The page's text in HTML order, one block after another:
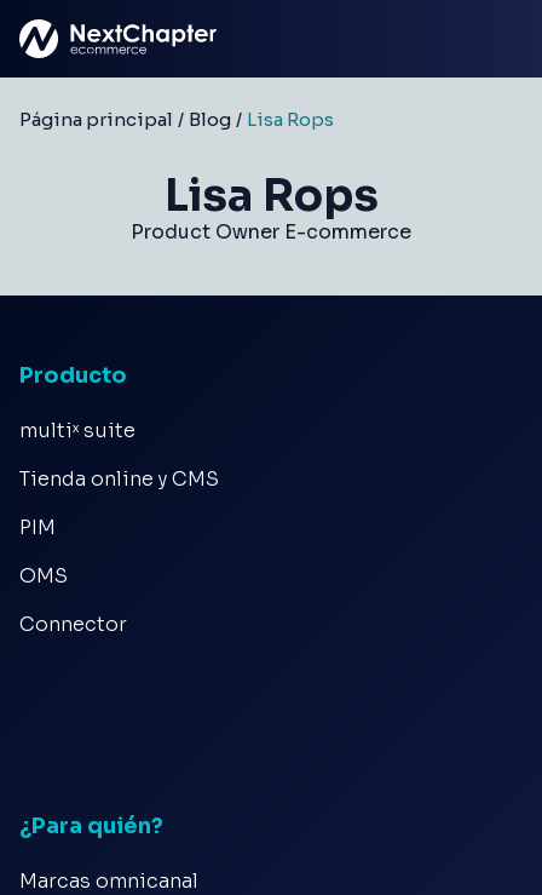
Página principal / Blog / Lisa Rops
Lisa Rops
Product Owner E-commerce
Producto
multiˣ suite
Tienda online y CMS
PIM
OMS
Connector
¿Para quién?
Marcas omnicanal